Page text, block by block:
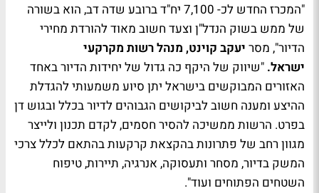
"המכרז החדש לכ- 7,100 יח"ד ברובע שדה דב, הוא בשורה
של ממש בשוק הנדל"ן וצעד חשוב מאוד להורדת מחירי
הדיור", מסר יעקב קוינט, מנהל רשות מקרקעי
ישראל. "שיווק של היקף כה גדול של יחידות הדיור באחד
האזורים המבוקשים בישראל יתן סיוע משמעותי להגדלת
ההיצע ומענה חשוב לביקושים הגבוהים לדיור בכלל ובגוש דן
בפרט. הרשות ממשיכה להסיר חסמים, לקדם תכנון ולייצר
מגוון רחב של פתרונות בהקצאת קרקעות בהתאם לכלל צרכי
המשק בדיור, מסחר ותעסוקה, אנרגיה, תיירות, טיפוח
השטחים הפתוחים ועוד".